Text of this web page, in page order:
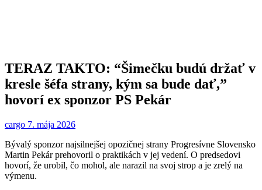
TERAZ TAKTO: “Šimečku budú držať v
kresle šéfa strany, kým sa bude dať,”
hovorí ex sponzor PS Pekár
cargo 7. mája 2026
Bývalý sponzor najsilnejšej opozičnej strany Progresívne Slovensko
Martin Pekár prehovoril o praktikách v jej vedení. O predsedovi
hovorí, že urobil, čo mohol, ale narazil na svoj strop a je zrelý na
výmenu.